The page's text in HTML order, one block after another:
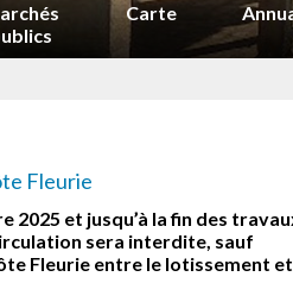
Carte
Fleurie
2025 et jusqu’à la fin des
sera interdite, sauf
Fleurie entre le lotissement et